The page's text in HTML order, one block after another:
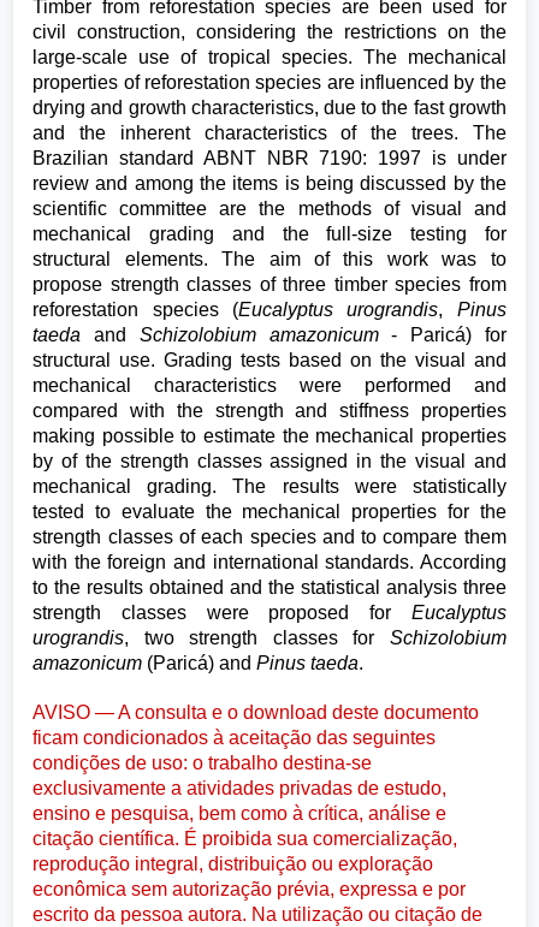
Timber from reforestation species are been used for
civil construction, considering the restrictions on the
large-scale use of tropical species. The mechanical
properties of reforestation species are influenced by the
drying and growth characteristics, due to the fast growth
and the inherent characteristics of the trees. The
Brazilian standard ABNT NBR 7190: 1997 is under
review and among the items is being discussed by the
scientific committee are the methods of visual and
mechanical grading and the full-size testing for
structural elements. The aim of this work was to
propose strength classes of three timber species from
reforestation species (Eucalyptus urograndis, Pinus
taeda and Schizolobium amazonicum- Paricá) for
structural use. Grading tests based on the visual and
mechanical characteristics were performed and
compared with the strength and stiffness properties
making possible to estimate the mechanical properties
by of the strength classes assigned in the visual and
mechanical grading. The results were statistically
tested to evaluate the mechanical properties for the
strength classes of each species and to compare them
with the foreign and international standards. According
to the results obtained and the statistical analysis three
strength classes were proposed for Eucalyptus
urograndis, two strength classes for Schizolobium
amazonicum (Paricá) andPinus taeda.
AVISO — A consulta e o download deste documento
ficam condicionados à aceitação das seguintes
condições de uso: o trabalho destina-se
exclusivamente a atividades privadas de estudo,
ensino e pesquisa, bem como à crítica, análise e
citação científica. É proibida sua comercialização,
reprodução integral, distribuição ou exploração
econômica sem autorização prévia, expressa e por
escrito da pessoa autora. Na utilização ou citação de